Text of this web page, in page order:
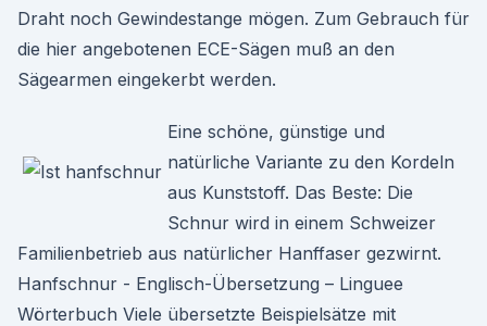
Draht noch Gewindestange mögen. Zum Gebrauch für
die hier angebotenen ECE-Sägen muß an den
Sägearmen eingekerbt werden.
Eine schöne, günstige und
natürliche Variante zu den Kordeln
aus Kunststoff. Das Beste: Die
Schnur wird in einem Schweizer
Familienbetrieb aus natürlicher Hanffaser gezwirnt.
Hanfschnur - Englisch-Übersetzung – Linguee
Wörterbuch Viele übersetzte Beispielsätze mit